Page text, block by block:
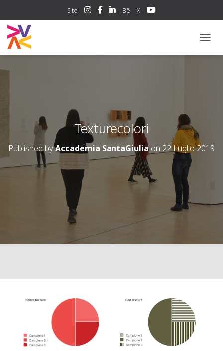
Sito Bē X
Texturecolori
Published byAccademia SantaGiuliaon 22 Luglio 2019